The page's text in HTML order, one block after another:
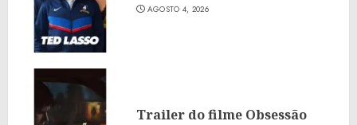
AGOSTO 4, 2026
Trailer do filme Obsessão